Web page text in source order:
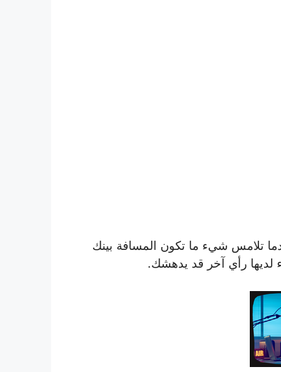
تلامس شيء ما تكون المسافة بينك
لديها رأي آخر قد يدهشك.